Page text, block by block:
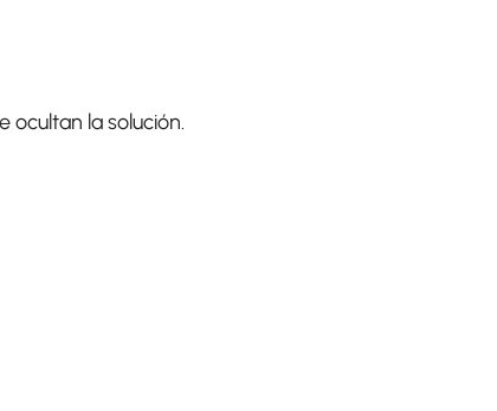
ocultan la solución.